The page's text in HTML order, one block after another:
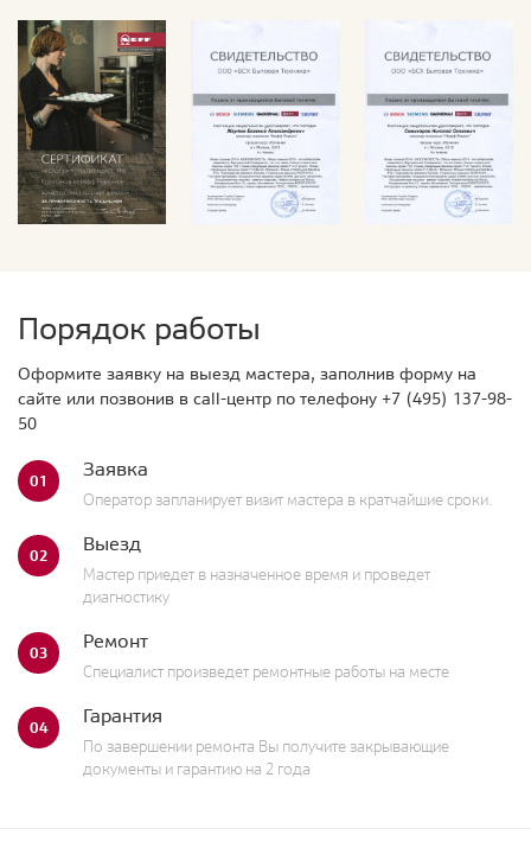
Порядок работы
Оформите заявку на выезд мастера, заполнив форму на
сайте или позвонив в call-центр по телефону +7 (495) 137-98-
50
01 Заявка
Оператор запланирует визит мастера в кратчайшие сроки.
02 Выезд
Мастер приедет в назначенное время и проведет
диагностику
03 Ремонт
Специалист произведет ремонтные работы на месте
04 Гарантия
По завершении ремонта Вы получите закрывающие
документы и гарантию на 2 года